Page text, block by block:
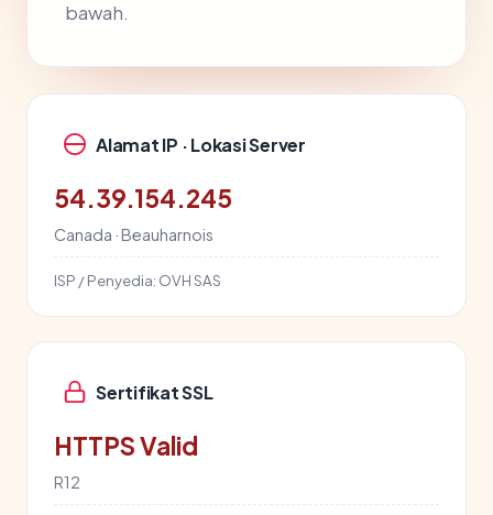
bawah.
Alamat IP · Lokasi Server
54.39.154.245
Canada · Beauharnois
ISP / Penyedia: OVH SAS
Sertifikat SSL
HTTPS Valid
R12